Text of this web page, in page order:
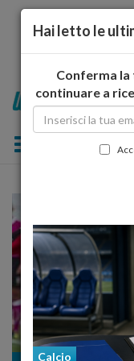
Toggle
Hai letto le
Conferma la
continuare a
Calcio